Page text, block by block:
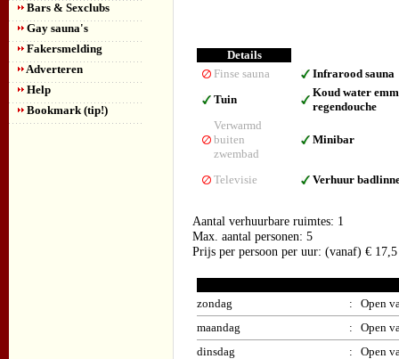
Bars & Sexclubs
Gay sauna's
Fakersmelding
Adverteren
Help
Bookmark (tip!)
Details
Finse sauna
Infrarood sauna
Tuin
Koud water
regendouche
Verwarmd
buiten
zwembad
Minibar
Televisie Verhuur
Aantal verhuurbare ruimtes: 1
Max. aantal personen: 5
Prijs per persoon per uur: (vanaf) € 17,5
zondag
: Open
maandag
: Open
dinsdag
: Open